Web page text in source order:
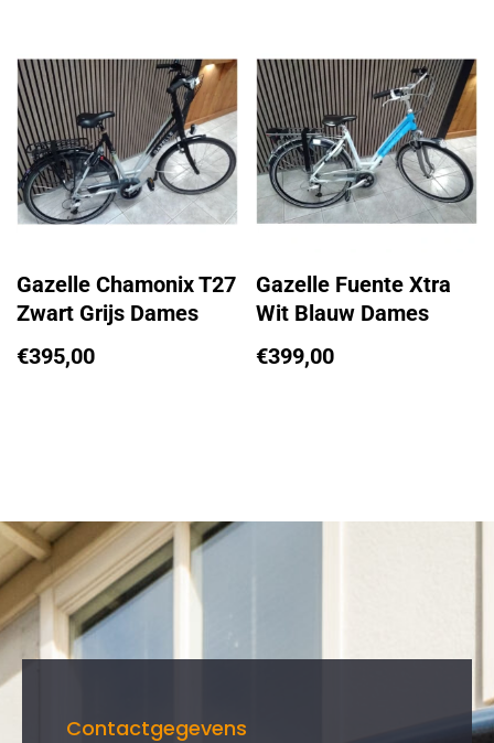
Gazelle Chamonix T27
Zwart Grijs Dames
€395,00
Gazelle Fuente Xtra
Wit Blauw Dames
€399,00
Contactgegevens